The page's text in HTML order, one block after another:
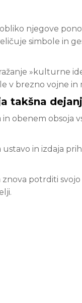
njegove
simbole in
»kulturne
v brezno vojne in
takšna
obenem obsoja
in izdaja
znova potrditi